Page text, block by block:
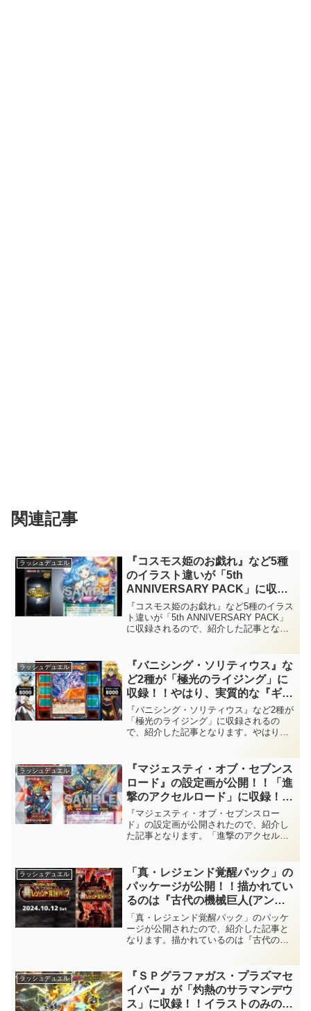
関連記事
ラッシュデュエル
『コスモス姫のお戯れ』など5種
のイラスト違いが「5th
ANNIVERSARY PACK」に収
録！！『顕現の秘儀』には「セレ
ブローズ」が揃い踏み！！また、
『トラディショナル・タックス』
デュエル】
『コスモス姫のお戯れ』など5種のイラス
ト違いが「5th ANNIVERSARY PACK」
に収録されるので、紹介した記事となり
ョナル・タックス』も再録です！！【遊
戯王ラッシュデュエル】
ラッシュデュエル
『バニシング・ソリティウス』な
ど2種が「極光のライジング」に
収録！！やはり、実質的な『ギャ
ラクティカ・フュージョン・スペ
ース』のサポーターが存在！！フ
ュージョン召喚を強力にサポート
シュデュエル】
『バニシング・ソリティウス』など2種が
「極光のライジング」に収録されるの
で、紹介した記事となります。やはり、
フュージョン召喚を強力にサポートして
くれますね～。【遊戯王ラッシュデュエ
ル】
ラッシュデュエル
『マジェスティ・オブ・セブンス
ロード』の設定画が公開！！「進
撃のアクセルロード」に収録！！
今弾のパッケージを飾る大型フュ
ージョンモンスター！！剣と右腕
の義手、伸縮自在だったの
デュエル】
『マジェスティ・オブ・セブンスロー
ド』の設定画が公開されたので、紹介し
た記事となります。「進撃のアクセルロ
腕の義手、伸縮自在だったのか……。(驚
愕)【遊戯王ラッシュデュエル】
ラッシュデュエル
「真・レジェンド覚醒パック」の
パッケージが公開！！描かれてい
るのは『古代の機械巨人(アンテ
ィーク・ギアゴーレム)』！！た
だ、イラストが禍々しく、エクシ
ーズ次元でハンティングゲーム中
ッシュデュエル】
「真・レジェンド覚醒パック」のパッケ
ージが公開されたので、紹介した記事と
なります。描かれているのは『古代の機
クシーズ次元でハンティングゲーム中に
も見えますね……。【遊戯王ラッシュデ
ュエル】
ラッシュデュエル
『ＳＰグラファガス・プラズマセ
イバー』が「灼熱のサラマンデウ
ス」に収録！！イラストのみの公